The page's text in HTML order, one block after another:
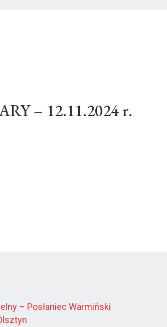
– 12.11.2024 r.
– Posłaniec Warmiński